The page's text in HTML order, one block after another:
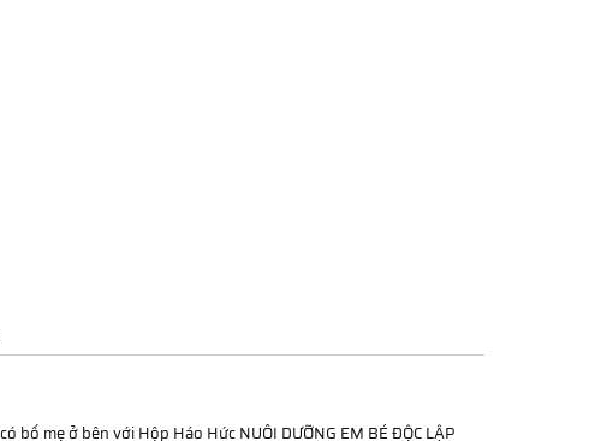
mẹ ở bên với Hộp Háo Hức NUÔI DƯỠNG EM BÉ ĐỘC LẬP